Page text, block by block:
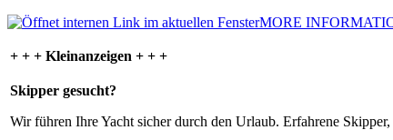
MORE
+ + + Kleinanzeigen + + +
Skipper gesucht?
Wir führen Ihre Yacht sicher durch den Urlaub. Erfahrene